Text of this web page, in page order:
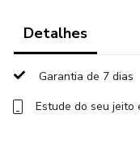
Detalhes
Garantia de 7 dias
Estude do seu jeito